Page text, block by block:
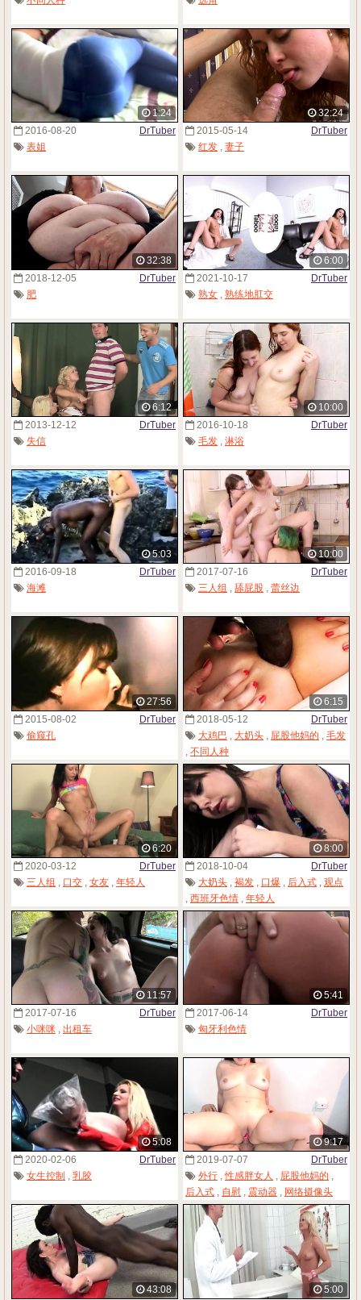
1:24
2016-08-20
DrTuber
表姐
32:24
2015-05-14
DrTuber
红发 , 妻子
32:38
2018-12-05
DrTuber
肥
6:00
2021-10-17
DrTuber
熟女
熟练地肛交
6:12
2013-12-12
DrTuber
失信
10:00
2016-10-18
DrTuber
毛发 , 淋浴
5:03
2016-09-18
DrTuber
海滩
10:00
2017-07-16
DrTuber
三人组 , 舔屁股 , 蕾丝边
27:56
2015-08-02
DrTuber
偷窥孔
6:15
2018-05-12
DrTuber
大鸡巴
大奶头 屁股他妈的
毛发
不同人种
6:20
2020-03-12
DrTuber
三人组 , 口交 , 女友 , 年轻人
8:00
2018-10-04
DrTuber
大奶头 , 褐发 , 口爆 , 后入式 , 观点
, 西班牙色情 , 年轻人
11:57
2017-07-16
DrTuber
小咪咪 , 出租车
5:41
2017-06-14
DrTuber
匈牙利色情
5:08
2020-02-06
DrTuber
女生控制 , 乳胶
9:17
2019-07-07
DrTuber
外行 ,性感胖女人 , 屁股他妈的 ,
后入式 , 自慰 , 震动器 , 网络摄像头
43:08
5:00